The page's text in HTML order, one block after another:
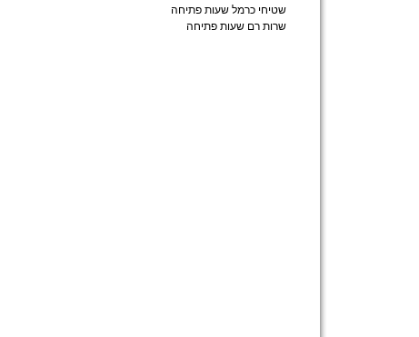
שטיחי כרמל שעות פתיחה
שרות רם שעות פתיחה